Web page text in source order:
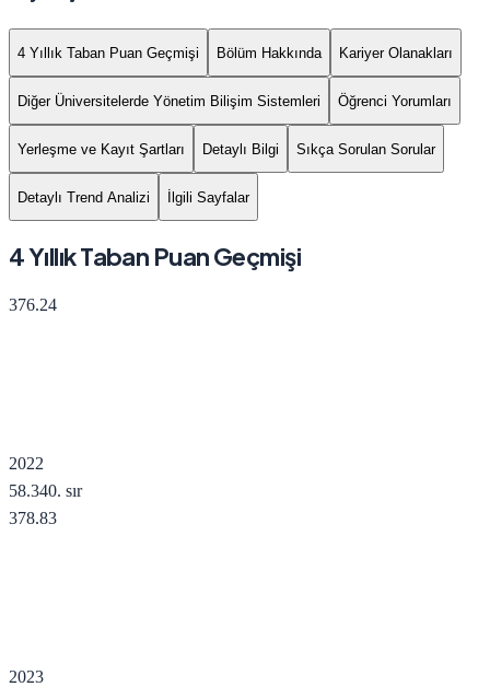
4 Yıllık Taban Puan Geçmişi Bölüm Hakkında Kariyer Olanakları
Diğer Üniversitelerde Yönetim Bilişim Sistemleri Öğrenci Yorumları
Yerleşme ve Kayıt Şartları Detaylı Bilgi Sıkça Sorulan Sorular
Detaylı Trend Analizi İlgili Sayfalar
4 Yıllık Taban Puan Geçmişi
376.24
2022
58.340. sır
378.83
2023